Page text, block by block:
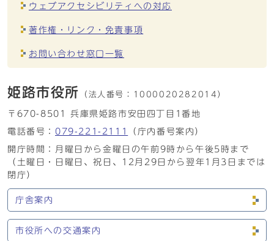
ウェブアクセシビリティへの対応
著作権・リンク・免責事項
お問い合わせ窓口一覧
姫路市役所 （法人番号： 1000020282014）
〒670-8501 兵庫県姫路市安田四丁目1番地
電話番号： 079-221-2111
（庁内番号案内）
開庁時間：月曜日から金曜日の午前9時から午後5時まで
（土曜日・日曜日、祝日、12月29日から翌年1月3日までは
閉庁）
庁舎案内
市役所への交通案内